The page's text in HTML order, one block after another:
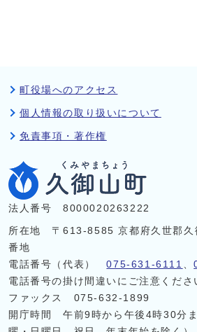
町役場へのアクセス
個人情報の取り扱いについて
免責事項・著作権
法人番号 8000020263222
所在地 〒613-8585 京都府久世郡久
番地
電話番号（代表）075-631-6111 、
電話番号の掛け間違いにご注意くださ
ファックス 075-632-1899
開庁時間 午前9時から午後4時30分